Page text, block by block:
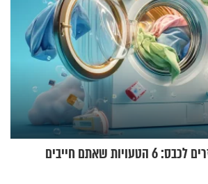
אחרי תשעה באב חוזרים לכבס: 6 הטעויות שאתם חייבים